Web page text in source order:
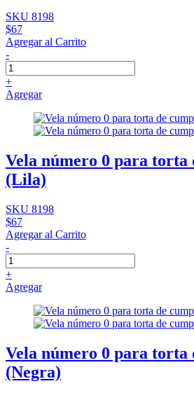
SKU 8198
$67
Agregar al Carrito
-
+
Agregar
Vela número 0 para torta
(Lila)
SKU 8198
$67
Agregar al Carrito
-
+
Agregar
Vela número 0 para torta
(Negra)